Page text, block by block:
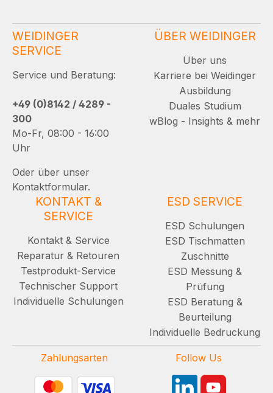
WEIDINGER
SERVICE
Service und Beratung:
+49 (0)8142 / 4289 -
300
Mo-Fr, 08:00 - 16:00
Uhr
Oder über unser
Kontaktformular.
ÜBER WEIDINGER
Über uns
Karriere bei Weidinger
Ausbildung
Duales Studium
wBlog - Insights & mehr
KONTAKT &
SERVICE
Kontakt & Service
Reparatur & Retouren
Testprodukt-Service
Technischer Support
Individuelle Schulungen
ESD SERVICE
ESD Schulungen
ESD Tischmatten
Zuschnitte
ESD Messung &
Prüfung
ESD Beratung &
Beurteilung
Individuelle Bedruckung
Zahlungsarten Follow Us